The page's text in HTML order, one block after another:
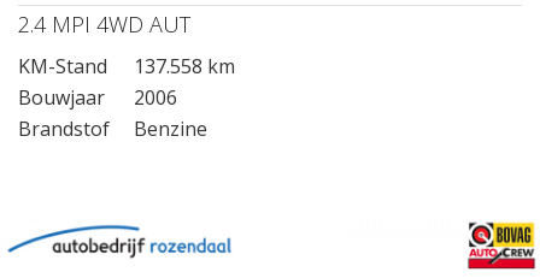
2.4 MPI 4WD AUT
KM-Stand
137.558 km
Bouwjaar
2006
Brandstof
Benzine